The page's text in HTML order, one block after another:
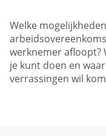
Welke
werknemer afloopt?
je kunt doen en
verrassingen wil